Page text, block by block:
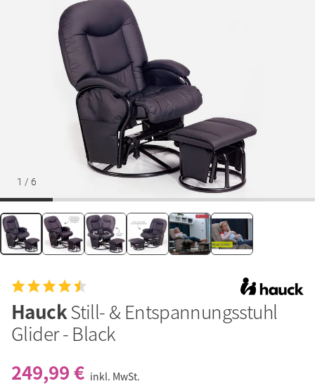
1 / 6
HauckStill- & Entspannungsstuhl
Glider - Black
249,99 € inkl. MwSt.